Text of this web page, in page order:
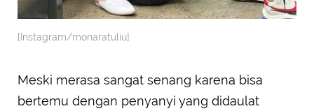
[Instagram/monaratuliu]
Meski merasa sangat senang karena bisa
bertemu dengan penyanyi yang didaulat